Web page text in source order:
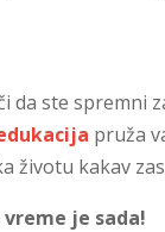
da ste spremni
pruža
životu kakav
je sada!